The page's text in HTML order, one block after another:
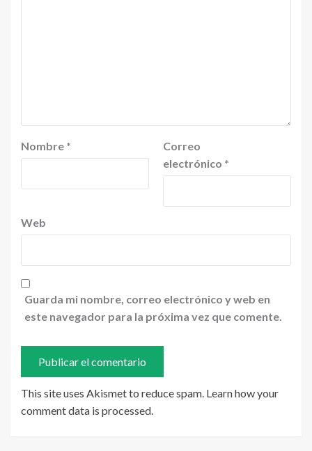
Nombre *
Correo
electrónico *
Web
Guarda mi nombre, correo electrónico y web en
este navegador para la próxima vez que comente.
This site uses Akismet to reduce spam. Learn how your
comment data is processed.